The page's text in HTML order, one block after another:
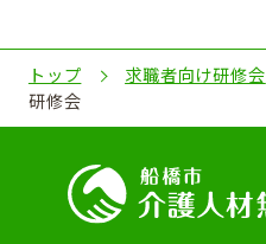
トップ 求職者向け研修会
研修会